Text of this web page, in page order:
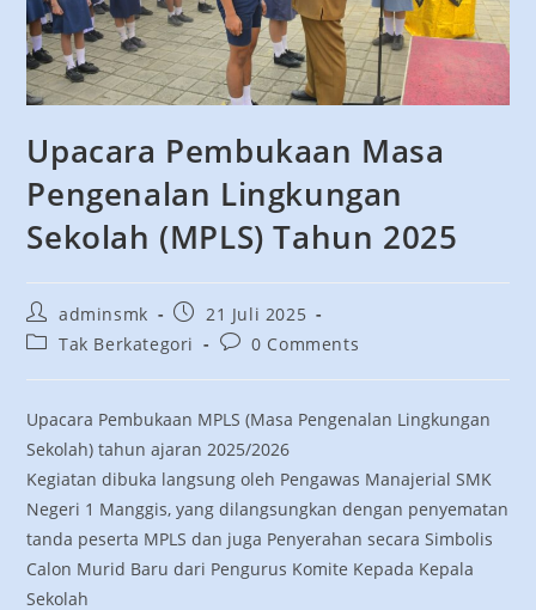
Upacara Pembukaan Masa
Pengenalan Lingkungan
Sekolah (MPLS) Tahun 2025
adminsmk
21 Juli 2025
Tak Berkategori
0 Comments
Upacara Pembukaan MPLS (Masa Pengenalan Lingkungan
Sekolah) tahun ajaran 2025/2026
Kegiatan dibuka langsung oleh Pengawas Manajerial SMK
Negeri 1 Manggis, yang dilangsungkan dengan penyematan
tanda peserta MPLS dan juga Penyerahan secara Simbolis
Calon Murid Baru dari Pengurus Komite Kepada Kepala
Sekolah